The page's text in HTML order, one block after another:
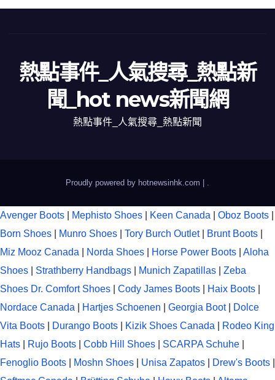
熱點事件_人氣搜尋_熱點新
聞_hot news新聞網
熱點事件_人氣搜尋_熱點新聞
Proudly powered by hotnewsinhk.com |
Avenger Boots Mephisto Shoes Keen Canada Oboz Boots
Born Shoes
Munro Shoes Tory Burch Outlet Brunt Boots
Miz Mooz Canada
Norda Shoes Horse Power Boots
Aloha
Shoes
Strathberry Handbags Munich Zapatillas
Zeba
Shoes Dr. Comfort Shoes Cody James Boots Haix Boots
Nordace Canada
Hartjes Schoenen Georgia Boot|
Dolce
Vita Boots
Durango Boots Kizik Shoes Canada
Rodeo King
Hats
Rujo Boots Cobb Hill Shoes SCARPA Schuhe
Fenoglio Boots
Moshn Shoes Unisa Zapatos Drew's Boots